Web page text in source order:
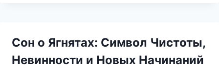
ОН
ПЫТАЕТСЯ
СКАЗАТЬ?
Сон о Ягнятах: Символ Чистоты,
Невинности и Новых Начинаний